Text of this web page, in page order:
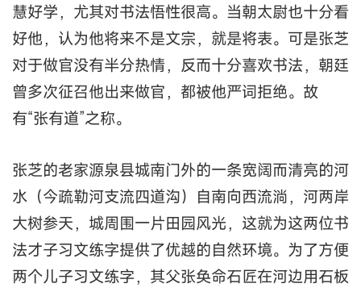
慧好学，尤其对书法悟性很高。当朝太尉也十分看
好他，认为他将来不是文宗，就是将表。可是张芝
对于做官没有半分热情，反而十分喜欢书法，朝廷
曾多次征召他出来做官，都被他严词拒绝。故
有“张有道”之称。
张芝的老家源泉县城南门外的一条宽阔而清亮的河
水（今疏勒河支流四道沟）自南向西流淌，河两岸
大树参天，城周围一片田园风光，这就为这两位书
法才子习文练字提供了优越的自然环境。为了方便
两个儿子习文练字，其父张奂命石匠在河边用石板